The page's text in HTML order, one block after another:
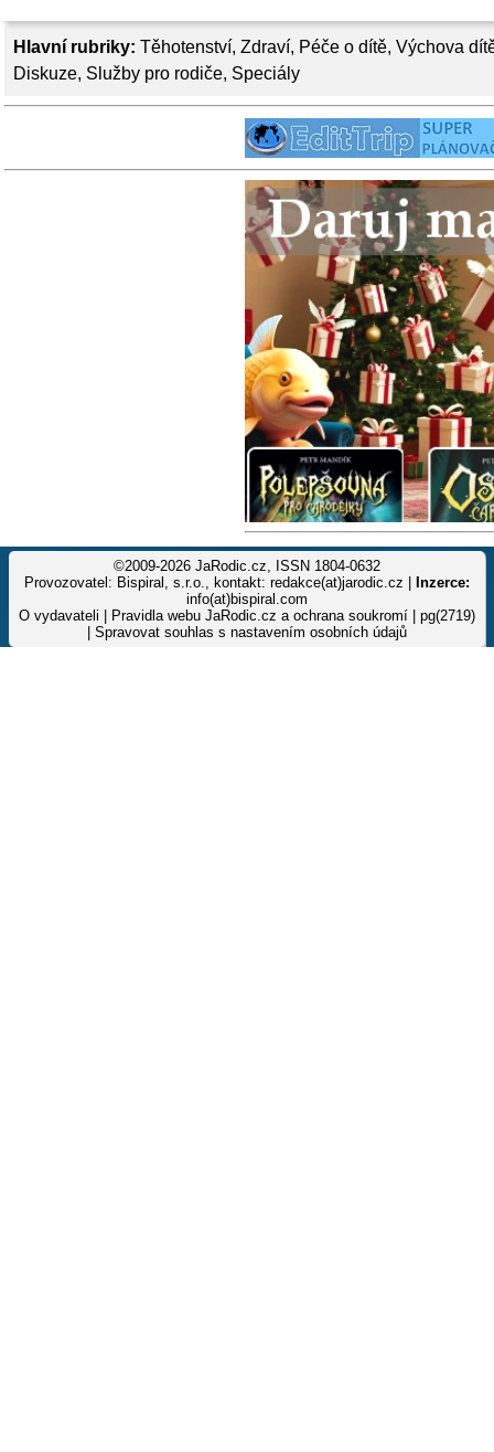
Hlavní rubriky: Těhotenství, Zdraví, Péče o dítě, Výchova
Diskuze, Služby pro rodiče, Speciály
©2009-2026 JaRodic.cz, ISSN 1804-0632
Provozovatel: Bispiral, s.r.o., kontakt: redakce(at)jarodic.cz |
Inzerce:
info(at)bispiral.com
O vydavateli
Pravidla webu JaRodic.cz a ochrana soukromí | pg(2719)
Spravovat souhlas s nastavením osobních údajů